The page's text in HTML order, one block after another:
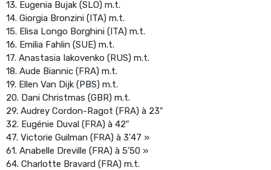
13. Eugenia Bujak (SLO) m.t.
14. Giorgia Bronzini (ITA) m.t.
15. Elisa Longo Borghini (ITA) m.t.
16. Emilia Fahlin (SUE) m.t.
17. Anastasia Iakovenko (RUS) m.t.
18. Aude Biannic (FRA) m.t.
19. Ellen Van Dijk (PBS) m.t.
20. Dani Christmas (GBR) m.t.
29. Audrey Cordon-Ragot (FRA) à 23″
32. Eugénie Duval (FRA) à 42″
47. Victorie Guilman (FRA) à 3’47 »
61. Anabelle Dreville (FRA) à 5’50 »
64. Charlotte Bravard (FRA) m.t.